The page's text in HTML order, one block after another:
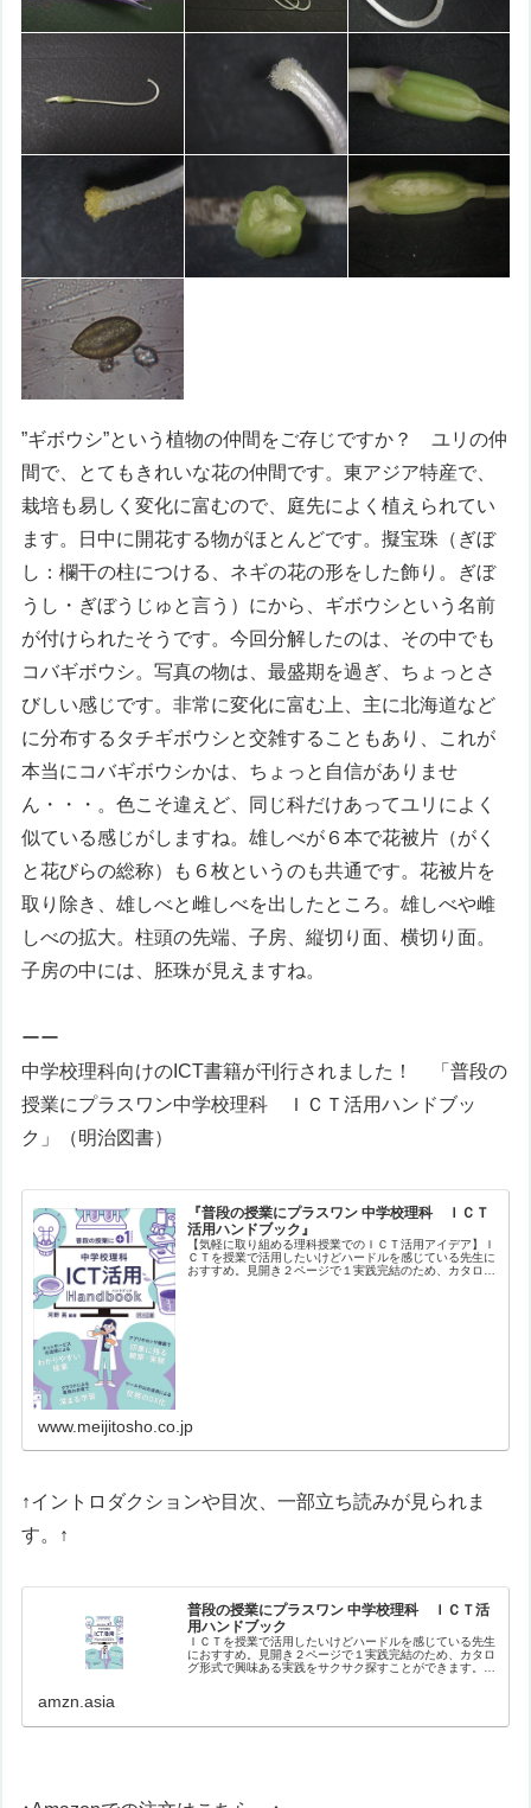
”ギボウシ”という植物の仲間をご存じですか？ ユリの仲
間で、とてもきれいな花の仲間です。東アジア特産で、
栽培も易しく変化に富むので、庭先によく植えられてい
ます。日中に開花する物がほとんどです。擬宝珠（ぎぼ
し：欄干の柱につける、ネギの花の形をした飾り。ぎぼ
うし・ぎぼうじゅと言う）にから、ギボウシという名前
が付けられたそうです。今回分解したのは、その中でも
コバギボウシ。写真の物は、最盛期を過ぎ、ちょっとさ
びしい感じです。非常に変化に富む上、主に北海道など
に分布するタチギボウシと交雑することもあり、これが
本当にコバギボウシかは、ちょっと自信がありませ
ん・・・。色こそ違えど、同じ科だけあってユリによく
似ている感じがしますね。雄しべが６本で花被片（がく
と花びらの総称）も６枚というのも共通です。花被片を
取り除き、雄しべと雌しべを出したところ。雄しべや雌
しべの拡大。柱頭の先端、子房、縦切り面、横切り面。
子房の中には、胚珠が見えますね。
ーー
中学校理科向けのICT書籍が刊行されました！ 「普段の
授業にプラスワン中学校理科 ＩＣＴ活用ハンドブッ
ク 」（明治図書）
『普段の授業にプラスワン 中学校理科 ＩＣＴ
活用ハンドブック』
【気軽に取り組める理科授業でのＩＣＴ活用アイデア】Ｉ
ＣＴを授業で活用したいけどハードルを感じている先生に
おすすめ。見開き２ページで１実践完結のため、カタログ
www.meijitosho.co.jp
↑イントロダクションや目次、一部立ち読みが見られま
す。↑
普段の授業にプラスワン 中学校理科 ＩＣＴ活
用ハンドブック
ＩＣＴを授業で活用したいけどハードルを感じている先生
におすすめ。見開き２ページで１実践完結のため、カタロ
グ形式で興味ある実践をサクサク探すことができます。バ
amzn.asia